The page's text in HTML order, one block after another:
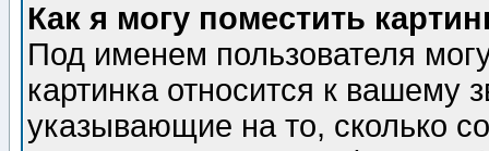
Как я могу поместить
Под именем пользователя
картинка относится к вашему
указывающие на то, сколько